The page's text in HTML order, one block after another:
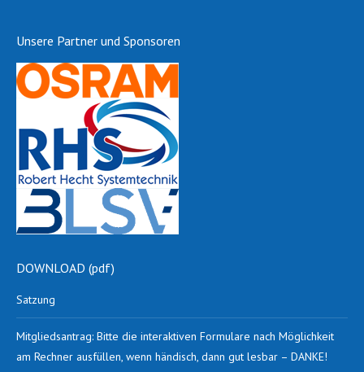
Unsere Partner und Sponsoren
DOWNLOAD (pdf)
Satzung
Mitgliedsantrag: Bitte die interaktiven Formulare nach Möglichkeit
am Rechner ausfüllen, wenn händisch, dann gut lesbar – DANKE!